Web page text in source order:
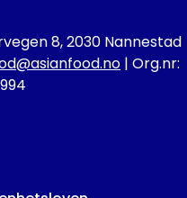
8, 2030 Nannestad
| Org.nr: